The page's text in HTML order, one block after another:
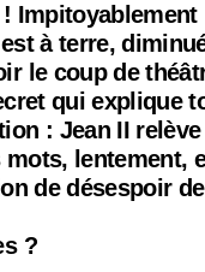
Impitoyablement
à terre,
le coup de
qui explique
: Jean II
lentement,
de désespoir
?